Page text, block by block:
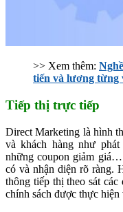
>> Xem thêm:
tiến và lương từng
Tiếp thị trực tiếp
Direct Marketing là hình
và khách hàng như
những coupon giảm
có và nhận diện rõ ràng.
thông tiếp thị theo sát
chính sách được thực